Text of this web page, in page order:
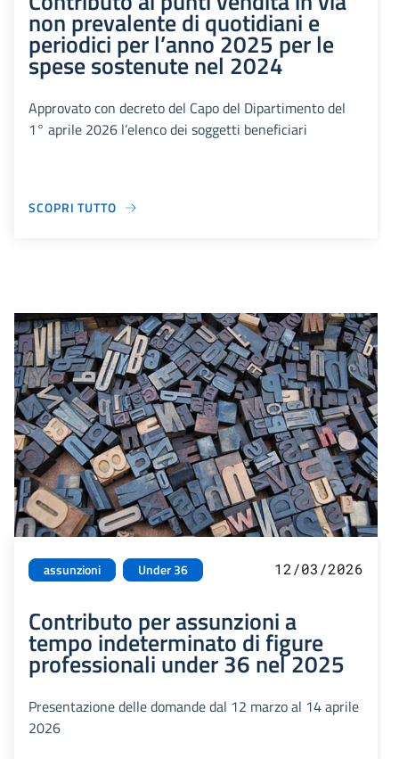
non prevalente di quotidiani e
periodici per l’anno 2025 per le
spese sostenute nel 2024
Approvato con decreto del Capo del Dipartimento del
1° aprile 2026 l’elenco dei soggetti beneficiari
SCOPRI TUTTO
assunzioni Under 36 12/03/2026
Contributo per assunzioni a
tempo indeterminato di figure
professionali under 36 nel 2025
Presentazione delle domande dal 12 marzo al 14 aprile
2026